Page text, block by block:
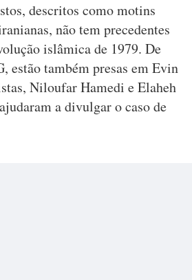
descritos como motins
não tem precedentes
islâmica de 1979. De
estão também presas em Evin
Niloufar Hamedi e Elaheh
a divulgar o caso de